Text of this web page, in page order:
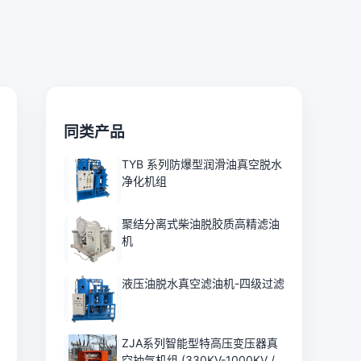
同类产品
TYB 系列防爆型润滑油真空脱水
净化机组
聚结分离式柴油脱胶质高精滤油
机
液压油脱水真空滤油机-四级过滤
ZJA系列智能型特高压变压器真